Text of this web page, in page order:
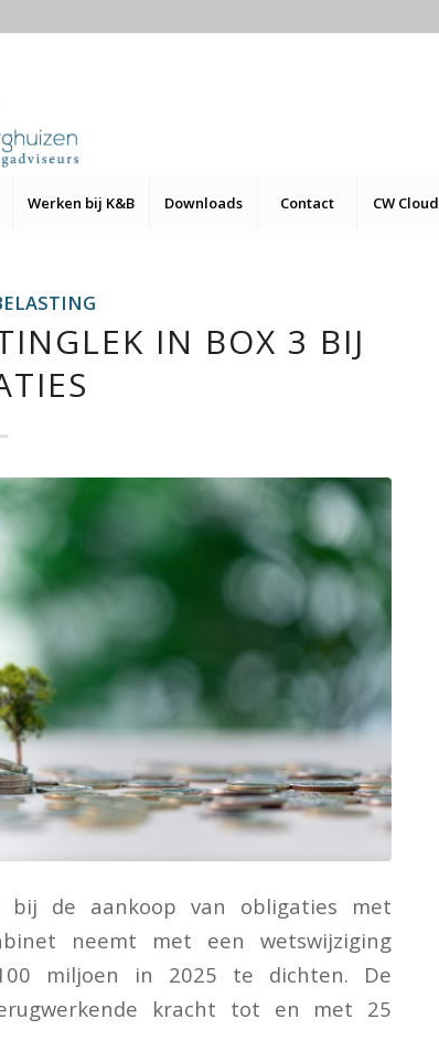
Werken bij K&B Downloads Contact CW Cloud
IN BOX 3 BIJ
de aankoop van obligaties met
neemt met een wetswijziging
miljoen in 2025 te dichten. De
kracht tot en met 25